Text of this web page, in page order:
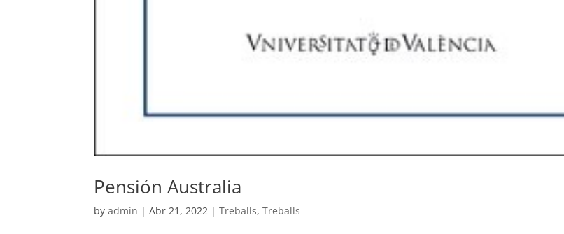
Pensión Australia
byadmin |Abr 21, 2022 |Treballs,Treballs